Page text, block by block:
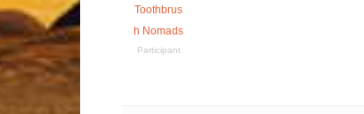
Toothbrus
h Nomads
Participant